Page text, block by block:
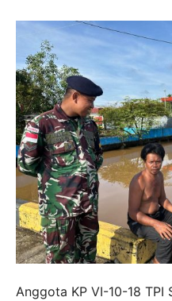
Anggota KP VI-10-18 TPI